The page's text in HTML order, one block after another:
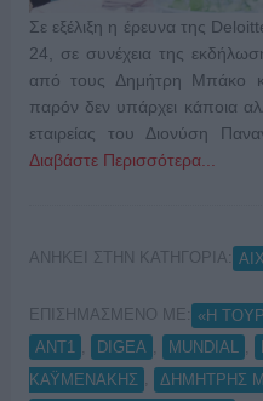
Σε εξέλιξη η έρευνα της
24, σε συνέχεια της
από τους Δημήτρη Μπάκο
παρόν δεν υπάρχει κάποια
εταιρείας του Διονύση
Διαβάστε Περισσότερα...
ΑΝΗΚΕΙ ΣΤΗΝ ΚΑΤΗΓΟΡΙΑ:
ΕΠΙΣΗΜΑΣΜΕΝΟ ΜΕ: «Η
ANT1
DIGEA MUNDIAL
ΚΑΫΜΕΝΑΚΗΣ
ΔΗΜΗΤΡΗΣ